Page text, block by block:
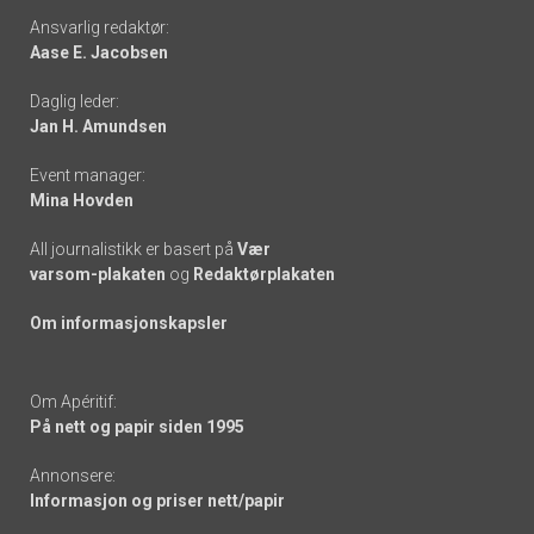
Footer
-
links
Ansvarlig redaktør:
Aase E. Jacobsen
Daglig leder:
Jan H. Amundsen
Event manager:
Mina Hovden
All journalistikk er basert på Vær
varsom-plakaten og Redaktørplakaten
Om informasjonskapsler
Om Apéritif:
På nett og papir siden 1995
Annonsere:
Informasjon og priser nett/papir